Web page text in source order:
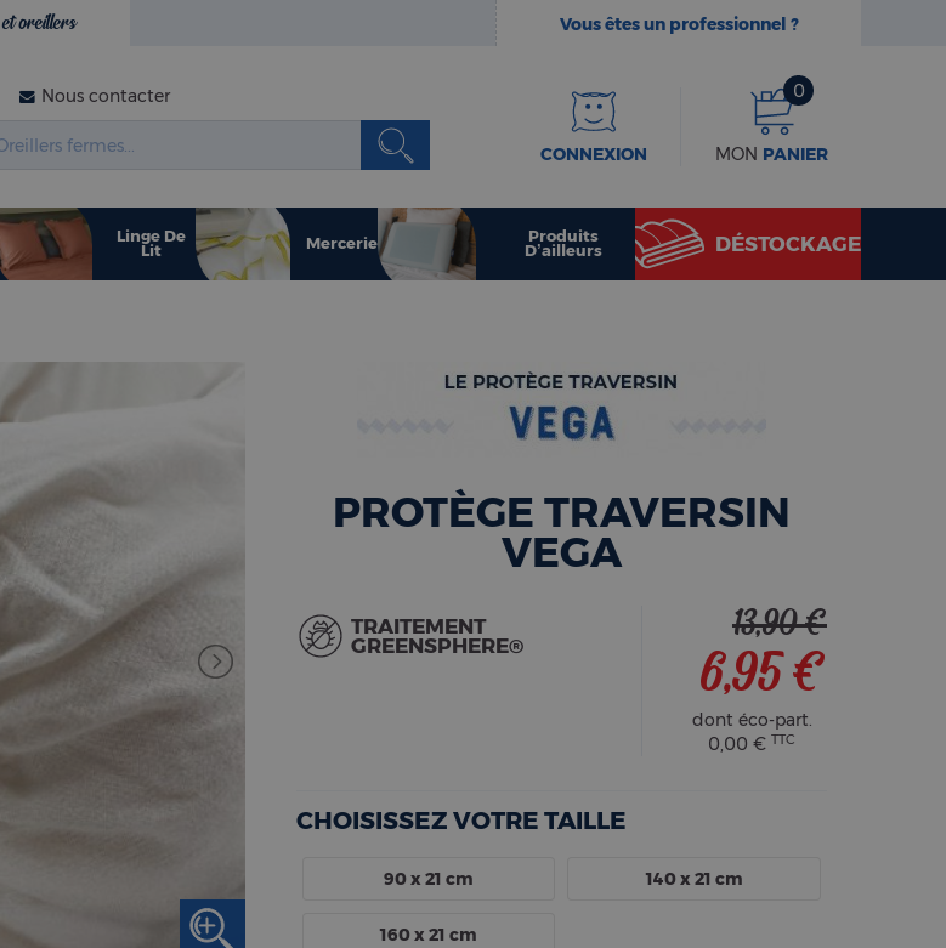
oreillers Vous êtes un professionnel ?
Nous contacter
CONNEXION MON PANIER
0
Linge De
Lit
Mercerie
Produits
D’ailleurs
DÉSTOCKAGE
PROTÈGE TRAVERSIN
VEGA
TRAITEMENT
GREENSPHERE®
6,95 €
13,90 €
dont éco-part.
0,00 € TTC
CHOISISSEZ VOTRE TAILLE
90 x 21 cm 140 x 21 cm
160 x 21 cm